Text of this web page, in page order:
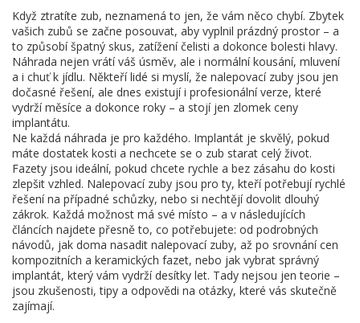
Když ztratíte zub, neznamená to jen, že vám něco chybí. Zbytek
vašich zubů se začne posouvat, aby vyplnil prázdný prostor – a
to způsobí špatný skus, zatížení čelisti a dokonce bolesti hlavy.
Náhrada nejen vrátí váš úsměv, ale i normální kousání, mluvení
a i chuť k jídlu. Někteří lidé si myslí, že nalepovací zuby jsou jen
dočasné řešení, ale dnes existují i profesionální verze, které
vydrží měsíce a dokonce roky – a stojí jen zlomek ceny
implantátu.
Ne každá náhrada je pro každého. Implantát je skvělý, pokud
máte dostatek kosti a nechcete se o zub starat celý život.
Fazety jsou ideální, pokud chcete rychle a bez zásahu do kosti
zlepšit vzhled. Nalepovací zuby jsou pro ty, kteří potřebují rychlé
řešení na případné schůzky, nebo si nechtějí dovolit dlouhý
zákrok. Každá možnost má své místo – a v následujících
článcích najdete přesně to, co potřebujete: od podrobných
návodů, jak doma nasadit nalepovací zuby, až po srovnání cen
kompozitních a keramických fazet, nebo jak vybrat správný
implantát, který vám vydrží desítky let. Tady nejsou jen teorie –
jsou zkušenosti, tipy a odpovědi na otázky, které vás skutečně
zajímají.